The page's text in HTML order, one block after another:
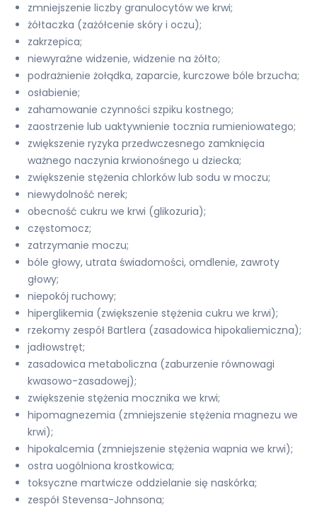
zmniejszenie liczby granulocytów we krwi;
żółtaczka (zażółcenie skóry i oczu);
zakrzepica;
niewyraźne widzenie, widzenie na żółto;
podrażnienie żołądka, zaparcie, kurczowe bóle brzucha;
osłabienie;
zahamowanie czynności szpiku kostnego;
zaostrzenie lub uaktywnienie tocznia rumieniowatego;
zwiększenie ryzyka przedwczesnego zamknięcia
ważnego naczynia krwionośnego u dziecka;
zwiększenie stężenia chlorków lub sodu w moczu;
niewydolność nerek;
obecność cukru we krwi (glikozuria);
częstomocz;
zatrzymanie moczu;
bóle głowy, utrata świadomości, omdlenie, zawroty
głowy;
niepokój ruchowy;
hiperglikemia (zwiększenie stężenia cukru we krwi);
rzekomy zespół Bartlera (zasadowica hipokaliemiczna);
jadłowstręt;
zasadowica metaboliczna (zaburzenie równowagi
kwasowo-zasadowej);
zwiększenie stężenia mocznika we krwi;
hipomagnezemia (zmniejszenie stężenia magnezu we
krwi);
hipokalcemia (zmniejszenie stężenia wapnia we krwi);
ostra uogólniona krostkowica;
toksyczne martwicze oddzielanie się naskórka;
zespół Stevensa-Johnsona;